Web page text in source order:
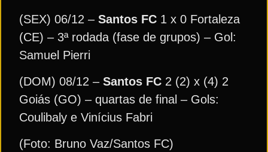
(SEX) 06/12 – Santos FC 1 x 0 Fortaleza
(CE) – 3ª rodada (fase de grupos) – Gol:
Samuel Pierri
(DOM) 08/12 – Santos FC 2 (2) x (4) 2
Goiás (GO) – quartas de final – Gols:
Coulibaly e Vinícius Fabri
(Foto: Bruno Vaz/Santos FC)